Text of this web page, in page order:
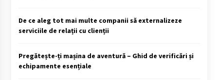
De ce aleg tot mai multe companii să externalizeze
serviciile de relații cu clienții
Pregătește-ți mașina de aventură – Ghid de verificări și
echipamente esențiale